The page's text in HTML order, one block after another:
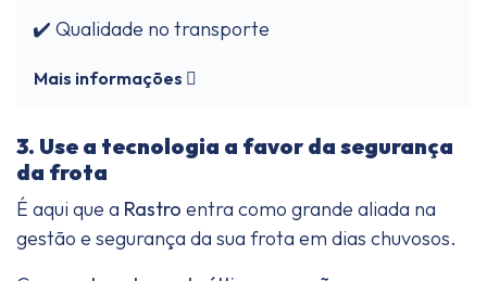
✔️ Qualidade no transporte
Mais informações
3. Use a tecnologia a favor da segurança
da frota
É aqui que a Rastro entra como grande aliada na
gestão e segurança da sua frota em dias chuvosos.